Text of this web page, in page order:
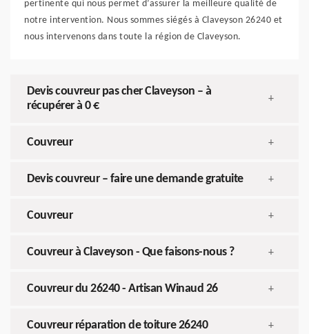
pertinente qui nous permet d’assurer la meilleure qualité de
notre intervention. Nous sommes siégés à Claveyson 26240 et
nous intervenons dans toute la région de Claveyson.
Devis couvreur pas cher Claveyson – à
récupérer à 0 €
+
Couvreur +
Devis couvreur – faire une demande gratuite +
Couvreur +
Couvreur à Claveyson - Que faisons-nous ? +
Couvreur du 26240 - Artisan Winaud 26 +
Couvreur réparation de toiture 26240 +